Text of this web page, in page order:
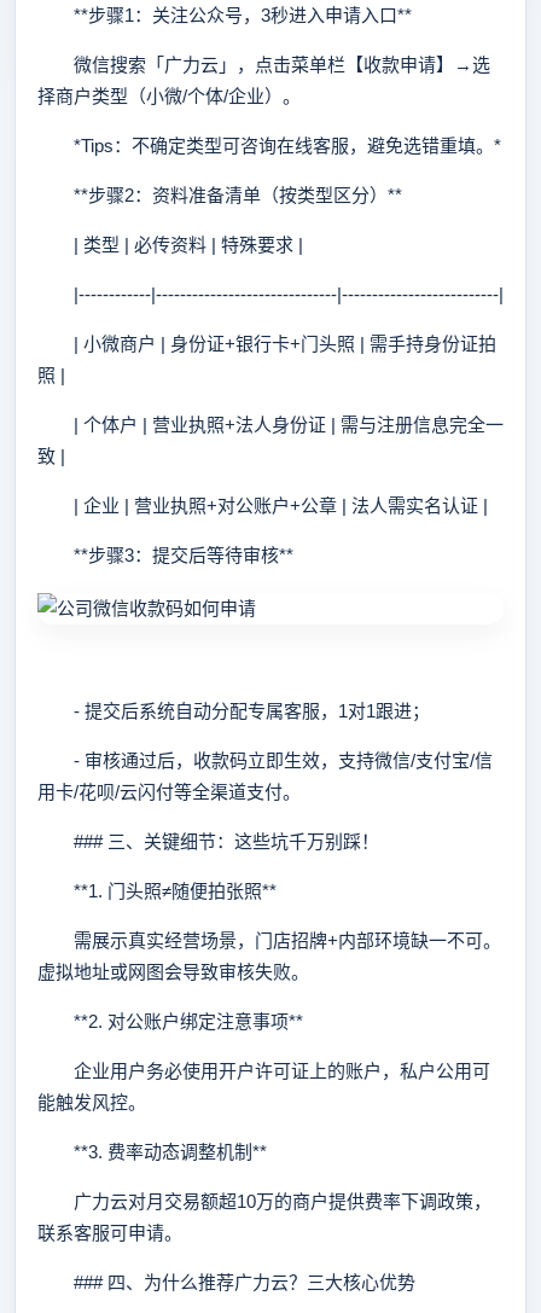
**步骤1：关注公众号，3秒进入申请入口**
微信搜索「广力云」，点击菜单栏【收款申请】→选
择商户类型（小微/个体/企业）。
*Tips：不确定类型可咨询在线客服，避免选错重填。*
**步骤2：资料准备清单（按类型区分）**
| 类型 | 必传资料 | 特殊要求 |
|------------|------------------------------|--------------------------|
| 小微商户 | 身份证+银行卡+门头照 | 需手持身份证拍
照 |
| 个体户 | 营业执照+法人身份证 | 需与注册信息完全一
致 |
| 企业 | 营业执照+对公账户+公章 | 法人需实名认证 |
**步骤3：提交后等待审核**
- 提交后系统自动分配专属客服，1对1跟进；
- 审核通过后，收款码立即生效，支持微信/支付宝/信
用卡/花呗/云闪付等全渠道支付。
### 三、关键细节：这些坑千万别踩！
**1. 门头照≠随便拍张照**
需展示真实经营场景，门店招牌+内部环境缺一不可。
虚拟地址或网图会导致审核失败。
**2. 对公账户绑定注意事项**
企业用户务必使用开户许可证上的账户，私户公用可
能触发风控。
**3. 费率动态调整机制**
广力云对月交易额超10万的商户提供费率下调政策，
联系客服可申请。
### 四、为什么推荐广力云？三大核心优势